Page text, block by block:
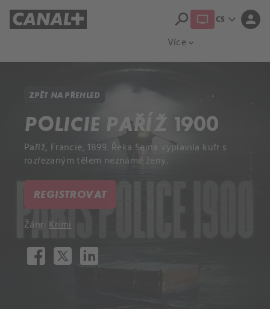
Více expand_more
search CS expand_more person
ZPĚT NA PŘEHLED
POLICIE PAŘÍŽ 1900
Paříž, Francie, 1899. Řeka Seina vyplavila kufr s
rozřezaným tělem neznámé ženy.
REGISTROVAT
Žánr:Krimi